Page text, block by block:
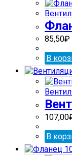
85,50₽
В
107,00
В